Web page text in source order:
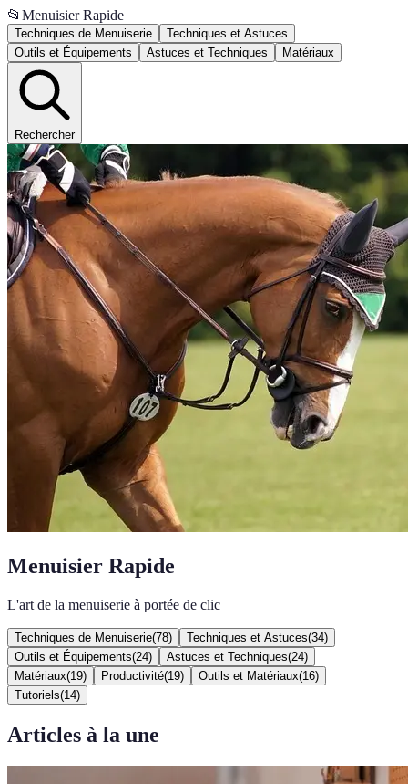
📂 Menuisier Rapide
Techniques de Menuiserie
Techniques et Astuces
Outils et Équipements
Astuces et Techniques Matériaux
Rechercher
Menuisier Rapide
L'art de la menuiserie à portée de clic
Techniques de Menuiserie(78) Techniques et Astuces(34)
Outils et Équipements(24) Astuces et Techniques(24)
Matériaux(19) Productivité(19) Outils et Matériaux(16)
Tutoriels(14)
Articles à la une